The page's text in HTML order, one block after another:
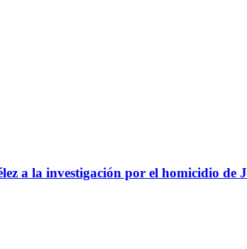
a la investigación por el homicidio de